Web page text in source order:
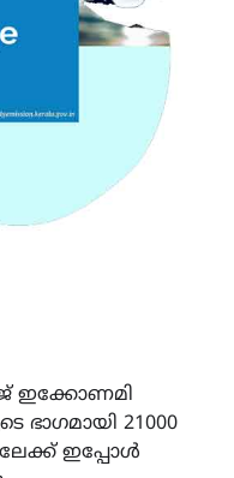
ഇക്കോണമി
ഭാഗമായി 21000
ഇപ്പോൾ